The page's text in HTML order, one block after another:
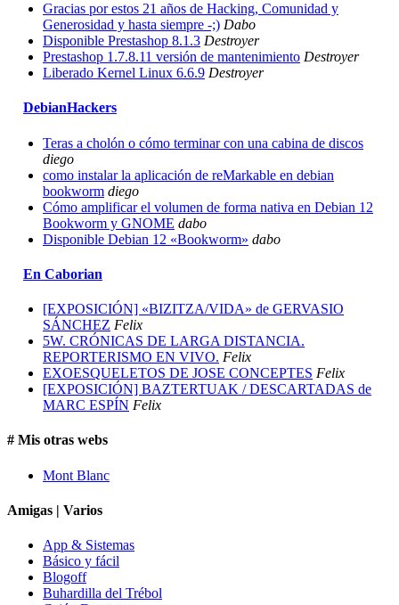
Gracias por estos 21 años de Hacking, Comunidad y
Generosidad y hasta siempre -;) Dabo
Disponible Prestashop 8.1.3 Destroyer
Prestashop 1.7.8.11 versión de mantenimiento Destroyer
Liberado Kernel Linux 6.6.9 Destroyer
DebianHackers
Teras a cholón o cómo terminar con una cabina de discos
diego
como instalar la aplicación de reMarkable en debian
bookworm diego
Cómo amplificar el volumen de forma nativa en Debian 12
Bookworm y GNOME dabo
Disponible Debian 12 «Bookworm» dabo
En Caborian
[EXPOSICIÓN] «BIZITZA/VIDA» de GERVASIO
SÁNCHEZ Felix
5W. CRÓNICAS DE LARGA DISTANCIA.
REPORTERISMO EN VIVO. Felix
EXOESQUELETOS DE JOSE CONCEPTES Felix
[EXPOSICIÓN] BAZTERTUAK / DESCARTADAS de
MARC ESPÍN Felix
# Mis otras webs
Mont Blanc
Amigas | Varios
App & Sistemas
Básico y fácil
Blogoff
Buhardilla del Trébol